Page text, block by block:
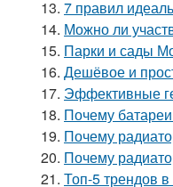
13. 7 правил
14. Можно ли
15. Парки и сады
16. Дешёвое и
17. Эффективные
18. Почему
19. Почему
20. Почему
21. Топ-5 трендов